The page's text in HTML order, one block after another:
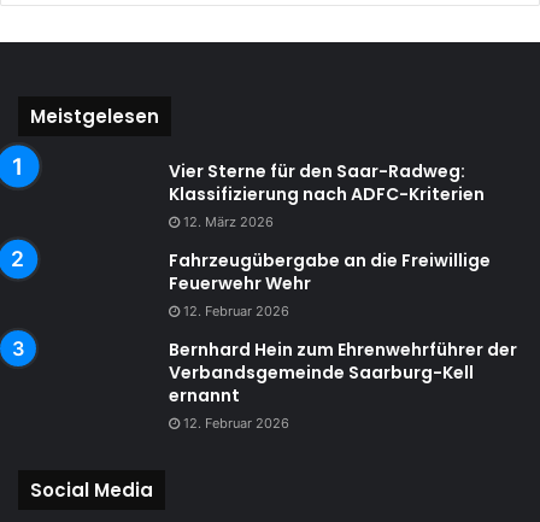
Meistgelesen
Vier Sterne für den Saar-Radweg:
Klassifizierung nach ADFC-Kriterien
12. März 2026
Fahrzeugübergabe an die Freiwillige
Feuerwehr Wehr
12. Februar 2026
Bernhard Hein zum Ehrenwehrführer der
Verbandsgemeinde Saarburg-Kell
ernannt
12. Februar 2026
Social Media